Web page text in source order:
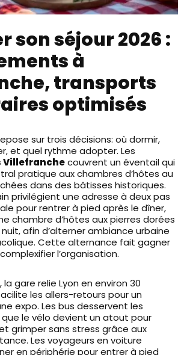
son séjour 2026 :
à
transports
optimisés
sur trois décisions: où dormir,
et quel rythme adopter. Les
Villefranchecouvrent un éventail qui
pratique aux chambres d’hôtes au
dans des bâtisses historiques.
privilégient une adresse à deux pas
pour rentrer à pied après le dîner,
chambre d’hôtes aux pierres dorées
afin d’alterner ambiance urbaine
Cette alternance fait gagner
l’organisation.
gare relie Lyon en environ 30
les allers-retours pour un
expo. Les bus desservent les
le vélo devient un atout pour
grimper sans stress grâce aux
Les voyageurs en voiture
en périphérie pour entrer à pied